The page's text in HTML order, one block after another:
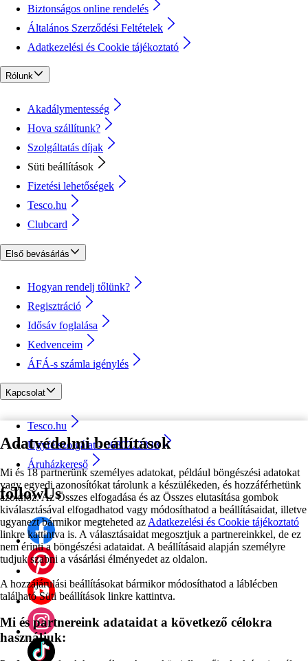
Adatvédelmi beállítások
Mi és 18 partnerünk személyes adatokat, például böngészési adatokat
vagy egyedi azonosítókat tárolunk a készülékeden, és hozzáférhetünk
azokhoz. Az Összes elfogadása és az Összes elutasítása gombok
kiválasztásával elfogadhatod vagy módosíthatod a beállításaidat, illetve
ugyanezt bármikor megteheted az Adatkezelési és Cookie tájékoztató
linkre kattintva is. A választásaidat megosztjuk a partnereinkkel, de ez
nem érinti a böngészési adataidat. A beállításaid alapján személyre
tudjuk szabni a vásárlási élményedet az oldalon.
A hozzájárulási beállításokat bármikor módosíthatod a láblécben
található Süti beállítások linkre kattintva.
Mi és partnereink adataidat a következő célokra
használjuk:
Biztonságos online rendelés
Általános Szerződési Feltételek
Adatkezelési és Cookie tájékoztató
Rólunk
Akadálymentesség
Hova szállítunk?
Szolgáltatás díjak
Süti beállítások
Fizetési lehetőségek
Tesco.hu
Clubcard
Első bevásárlás
Hogyan rendelj tőlünk?
Regisztráció
Idősáv foglalása
Kedvenceim
ÁFÁ-s számla igénylés
Kapcsolat
Tesco.hu
Ügyfélszolgálat - 0680222333
Áruházkereső
followUs